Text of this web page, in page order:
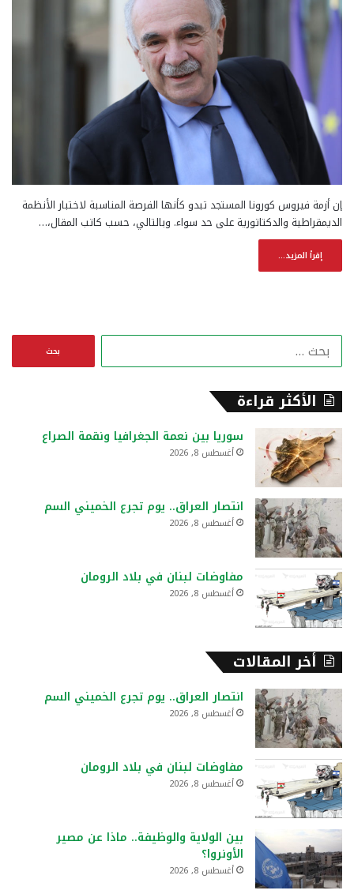
إن أزمة فيروس كورونا المستجد تبدو كأنها الفرصة المناسبة لاختبار الأنظمة
الديمقراطية والدكتاتورية على حد سواء. وبالتالي، حسب كاتب المقال،…
إقرأ المزيد...
ن
الأكثر قراءة
سوريا بين نعمة الجغرافيا ونقمة الصراع
أغسطس 8, 2026
انتصار العراق.. يوم تجرع الخميني السم
أغسطس 8, 2026
مفاوضات لبنان في بلاد الرومان
أغسطس 8, 2026
أخر المقالات
انتصار العراق.. يوم تجرع الخميني السم
أغسطس 8, 2026
مفاوضات لبنان في بلاد الرومان
أغسطس 8, 2026
بين الولاية والوظيفة.. ماذا عن مصير
الأونروا؟
أغسطس 8, 2026